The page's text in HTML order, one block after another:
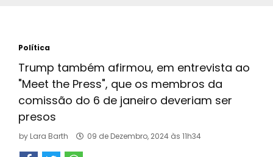
Política
Trump também afirmou, em entrevista ao
"Meet the Press", que os membros da
comissão do 6 de janeiro deveriam ser
presos
by Lara Barth 09 de Dezembro, 2024 às 11h34